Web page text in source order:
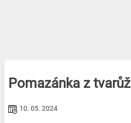
Pomazánka z
10. 05. 2024